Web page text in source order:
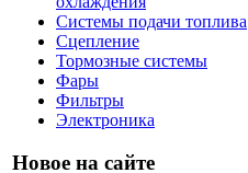
Системы подачи топлива
Сцепление
Тормозные системы
Фары
Фильтры
Электроника
Новое на сайте